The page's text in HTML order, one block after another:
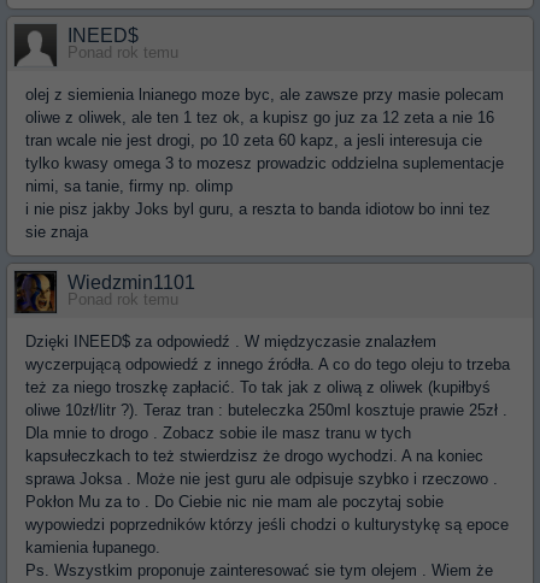
INEED$
Ponad rok temu
olej z siemienia lnianego moze byc, ale zawsze przy masie polecam
oliwe z oliwek, ale ten 1 tez ok, a kupisz go juz za 12 zeta a nie 16
tran wcale nie jest drogi, po 10 zeta 60 kapz, a jesli interesuja cie
tylko kwasy omega 3 to mozesz prowadzic oddzielna suplementacje
nimi, sa tanie, firmy np. olimp
i nie pisz jakby Joks byl guru, a reszta to banda idiotow bo inni tez
sie znaja
Wiedzmin1101
Ponad rok temu
Dzięki INEED$ za odpowiedź . W międzyczasie znalazłem
wyczerpującą odpowiedź z innego źródła. A co do tego oleju to trzeba
też za niego troszkę zapłacić. To tak jak z oliwą z oliwek (kupiłbyś
oliwe 10zł/litr ?). Teraz tran : buteleczka 250ml kosztuje prawie 25zł .
Dla mnie to drogo . Zobacz sobie ile masz tranu w tych
kapsułeczkach to też stwierdzisz że drogo wychodzi. A na koniec
sprawa Joksa . Może nie jest guru ale odpisuje szybko i rzeczowo .
Pokłon Mu za to . Do Ciebie nic nie mam ale poczytaj sobie
wypowiedzi poprzedników którzy jeśli chodzi o kulturystykę są epoce
kamienia łupanego.
Ps. Wszystkim proponuje zainteresować sie tym olejem . Wiem że